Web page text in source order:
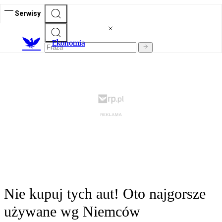
Serwisy
Ekonomia
Nie kupuj tych aut! Oto najgorsze
używane wg Niemców